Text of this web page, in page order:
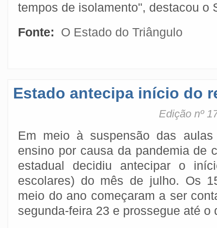
tempos de isolamento", destacou o
Fonte:
O Estado do Triângulo
Estado antecipa início do
Edição nº
Em meio à suspensão das
ensino por causa da pandemia de
estadual decidiu antecipar o
escolares) do mês de julho. Os
meio do ano começaram a ser
segunda-feira 23 e prossegue até